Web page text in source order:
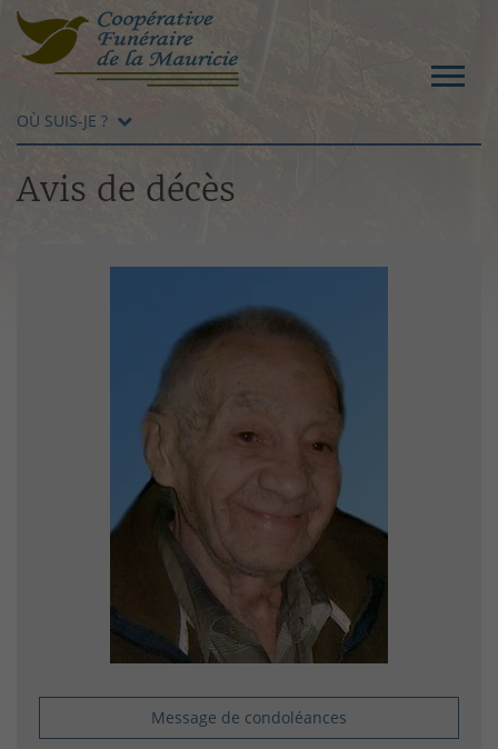
OÙ SUIS-JE ?
Avis de décès
Message de condoléances